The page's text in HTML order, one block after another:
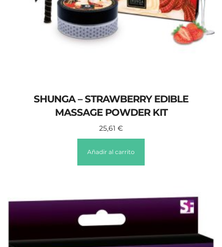
SHUNGA – STRAWBERRY EDIBLE
MASSAGE POWDER KIT
25,61 €
Añadir al carrito